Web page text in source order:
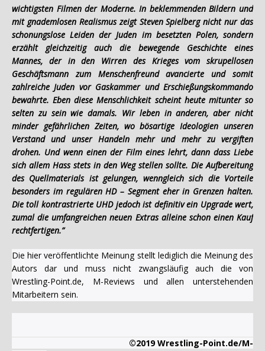
wichtigsten Filmen der Moderne. In beklemmenden Bildern und
mit gnademlosen Realismus zeigt Steven Spielberg nicht nur das
schonungslose Leiden der Juden im besetzten Polen, sondern
erzählt gleichzeitig auch die bewegende Geschichte eines
Mannes, der in den Wirren des Krieges vom skrupellosen
Geschäftsmann zum Menschenfreund avancierte und somit
zahlreiche Juden vor Gaskammer und Erschießungskommando
bewahrte. Eben diese Menschlichkeit scheint heute mitunter so
selten zu sein wie damals. Wir leben in anderen, aber nicht
minder gefährlichen Zeiten, wo bösartige Ideologien unseren
Verstand und unser Handeln mehr und mehr zu vergiften
drohen. Und wenn einen der Film eines lehrt, dann dass Liebe
sich allem Hass stets in den Weg stellen sollte. Die Aufbereitung
des Quellmaterials ist gelungen, wenngleich sich die Vorteile
besonders im regulären HD – Segment eher in Grenzen halten.
Die toll kontrastrierte UHD jedoch ist definitiv ein Upgrade wert,
zumal die umfangreichen neuen Extras alleine schon einen Kauf
rechtfertigen.”
Die hier veröffentlichte Meinung stellt lediglich die Meinung des
Autors dar und muss nicht zwangsläufig auch die von
Wrestling-Point.de, M-Reviews und allen unterstehenden
Mitarbeitern sein.
©2019 Wrestling-Point.de/M-